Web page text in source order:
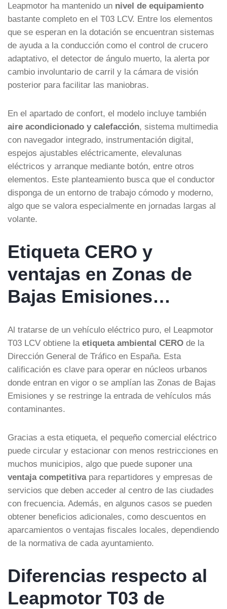
Leapmotor ha mantenido un nivel de equipamiento
bastante completo en el T03 LCV. Entre los elementos
que se esperan en la dotación se encuentran sistemas
de ayuda a la conducción como el control de crucero
adaptativo, el detector de ángulo muerto, la alerta por
cambio involuntario de carril y la cámara de visión
posterior para facilitar las maniobras.
En el apartado de confort, el modelo incluye también
aire acondicionado y calefacción, sistema multimedia
con navegador integrado, instrumentación digital,
espejos ajustables eléctricamente, elevalunas
eléctricos y arranque mediante botón, entre otros
elementos. Este planteamiento busca que el conductor
disponga de un entorno de trabajo cómodo y moderno,
algo que se valora especialmente en jornadas largas al
volante.
Etiqueta CERO y
ventajas en Zonas de
Bajas Emisiones…
Al tratarse de un vehículo eléctrico puro, el Leapmotor
T03 LCV obtiene la etiqueta ambiental CERO de la
Dirección General de Tráfico en España. Esta
calificación es clave para operar en núcleos urbanos
donde entran en vigor o se amplían las Zonas de Bajas
Emisiones y se restringe la entrada de vehículos más
contaminantes.
Gracias a esta etiqueta, el pequeño comercial eléctrico
puede circular y estacionar con menos restricciones en
muchos municipios, algo que puede suponer una
ventaja competitivapara repartidores y empresas de
servicios que deben acceder al centro de las ciudades
con frecuencia. Además, en algunos casos se pueden
obtener beneficios adicionales, como descuentos en
aparcamientos o ventajas fiscales locales, dependiendo
de la normativa de cada ayuntamiento.
Diferencias respecto al
Leapmotor T03 de